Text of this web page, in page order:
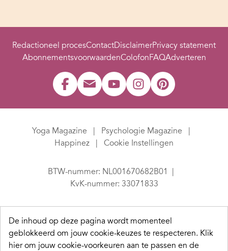
Redactioneel procesContactDisclaimerPrivacy statement
AbonnementsvoorwaardenColofonFAQAdverteren
Yoga Magazine
Psychologie Magazine
Happinez
Cookie Instellingen
BTW-nummer: NL001670682B01
KvK-nummer: 33071833
De inhoud op deze pagina wordt momenteel
geblokkeerd om jouw cookie-keuzes te respecteren. Klik
hier om jouw cookie-voorkeuren aan te passen en de